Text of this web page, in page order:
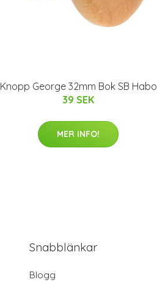
Knopp George 32mm Bok SB Habo
39 SEK
MER INFO!
Snabblänkar
Blogg